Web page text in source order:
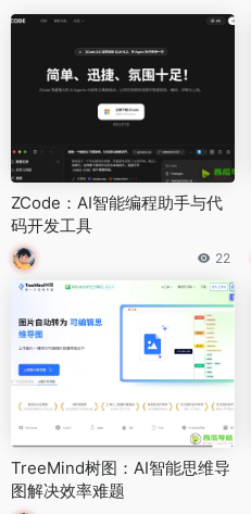
ZCode：AI智能编程助手与代
码开发工具
22
TreeMind树图：AI智能思维导
图解决效率难题